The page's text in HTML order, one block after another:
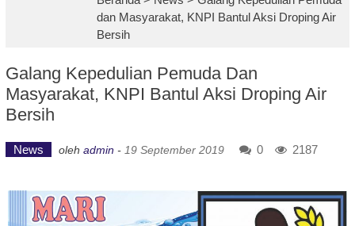
dan Masyarakat, KNPI Bantul Aksi Droping Air
Bersih
Galang Kepedulian Pemuda Dan
Masyarakat, KNPI Bantul Aksi Droping Air
Bersih
News oleh admin - 19 September 2019 0 2187